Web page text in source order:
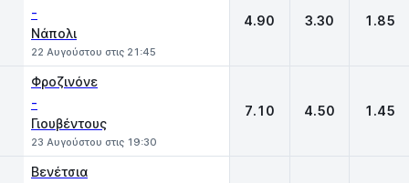
-
Νάπολι
22 Αυγούστου στις 21:45
4.90 3.30 1.85
Φροζινόνε
-
Γιουβέντους
23 Αυγούστου στις 19:30
7.10 4.50 1.45
Βενέτσια